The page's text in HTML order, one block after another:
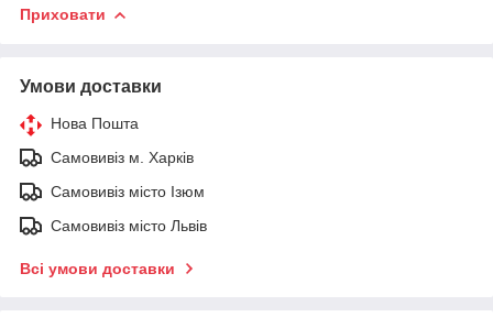
Приховати
Умови доставки
Нова Пошта
Самовивіз м. Харків
Самовивіз місто Ізюм
Самовивіз місто Львів
Всі умови доставки